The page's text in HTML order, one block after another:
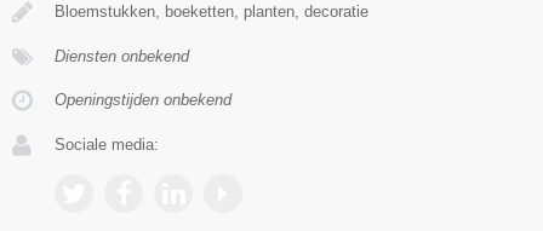
Bloemstukken, boeketten, planten, decoratie
Diensten onbekend
Openingstijden onbekend
Sociale media: